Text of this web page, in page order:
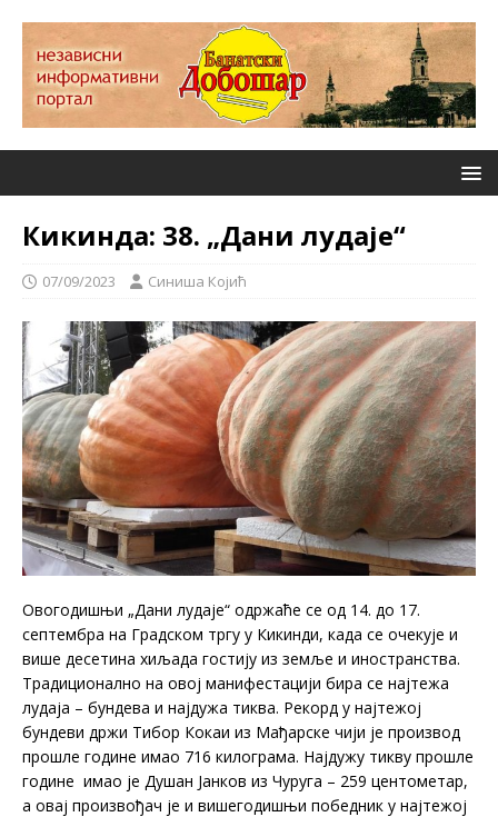
Кикинда: 38. „Дани лудаје“
07/09/2023 Синиша Којић
Овогодишњи „Дани лудаје“ одржаће се од 14. до 17.
септембра на Градском тргу у Кикинди, када се очекује и
више десетина хиљада гостију из земље и иностранства.
Традиционално на овој манифестацији бира се најтежа
лудаја – бундева и најдужа тиква. Рекорд у најтежој
бундеви држи Тибор Кокаи из Мађарске чији је производ
прошле године имао 716 килограма. Најдужу тикву прошле
године имао је Душан Јанков из Чуруга – 259 центометар,
а овај произвођач је и вишегодишњи победник у најтежој